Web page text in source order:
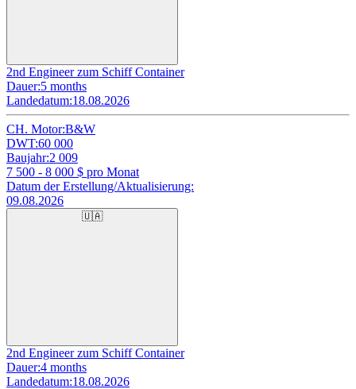
2nd Engineer zum Schiff Container
Dauer:5 months
Landedatum:18.08.2026
CH. Motor:B&W
DWT:60 000
Baujahr:2 009
7 500 - 8 000 $ pro Monat
Datum der Erstellung/Aktualisierung:
09.08.2026
🇺🇦
2nd Engineer zum Schiff Container
Dauer:4 months
Landedatum:18.08.2026